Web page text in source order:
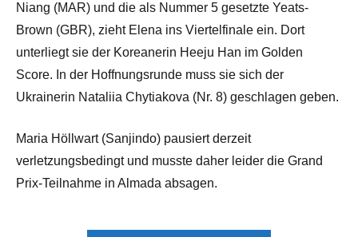
Niang (MAR) und die als Nummer 5 gesetzte Yeats-
Brown (GBR), zieht Elena ins Viertelfinale ein. Dort
unterliegt sie der Koreanerin Heeju Han im Golden
Score. In der Hoffnungsrunde muss sie sich der
Ukrainerin Nataliia Chytiakova (Nr. 8) geschlagen geben.
Maria Höllwart (Sanjindo) pausiert derzeit
verletzungsbedingt und musste daher leider die Grand
Prix-Teilnahme in Almada absagen.